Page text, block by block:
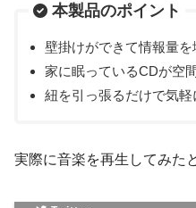
本製品のポイント
壁掛けができて情報量
家に眠っているCDが空
紐を引っ張るだけで気軽
実際に音楽を再生してみた